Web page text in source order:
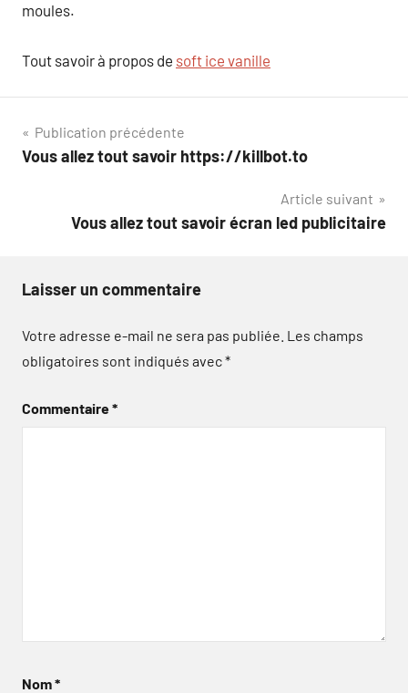
moules.
Tout savoir à propos de soft ice vanille
Navigation
de
Publication précédente
Vous allez tout savoir https://killbot.to
Article suivant
Vous allez tout savoir écran led publicitaire
Laisser un commentaire
Votre adresse e-mail ne sera pas publiée. Les champs
obligatoires sont indiqués avec*
Commentaire*
Nom*